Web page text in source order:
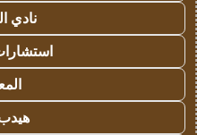
نادي